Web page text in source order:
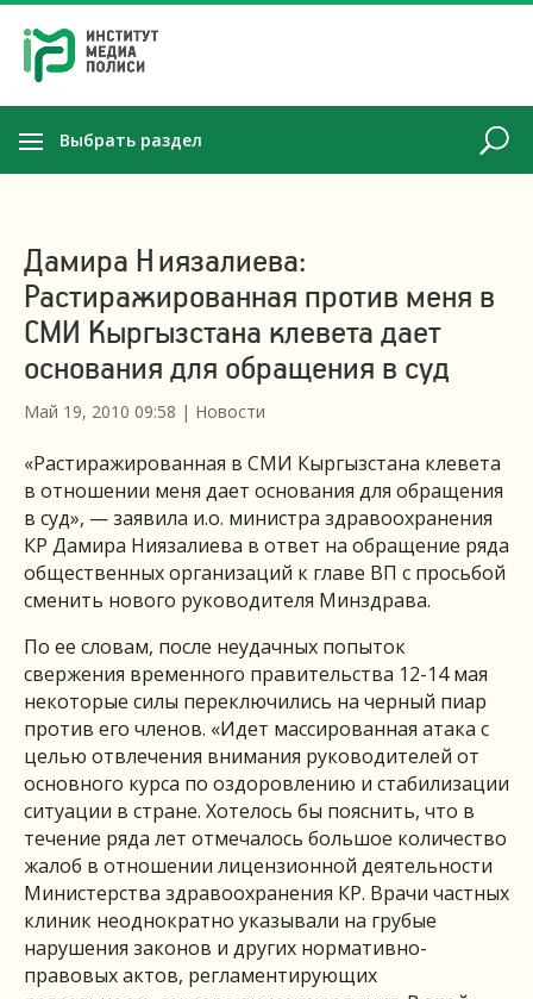
Выбрать раздел
Дамира Ниязалиева:
Растиражированная против меня в
СМИ Кыргызстана клевета дает
основания для обращения в суд
Май 19, 2010 09:58 | Новости
«Растиражированная в СМИ Кыргызстана клевета
в отношении меня дает основания для обращения
в суд», — заявила и.о. министра здравоохранения
КР Дамира Ниязалиева в ответ на обращение ряда
общественных организаций к главе ВП с просьбой
сменить нового руководителя Минздрава.
По ее словам, после неудачных попыток
свержения временного правительства 12-14 мая
некоторые силы переключились на черный пиар
против его членов. «Идет массированная атака с
целью отвлечения внимания руководителей от
основного курса по оздоровлению и стабилизации
ситуации в стране. Хотелось бы пояснить, что в
течение ряда лет отмечалось большое количество
жалоб в отношении лицензионной деятельности
Министерства здравоохранения КР. Врачи частных
клиник неоднократно указывали на грубые
нарушения законов и других нормативно-
правовых актов, регламентирующих